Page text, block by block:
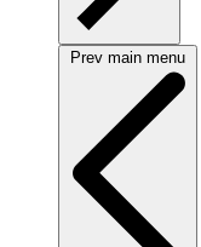
Prev main menu